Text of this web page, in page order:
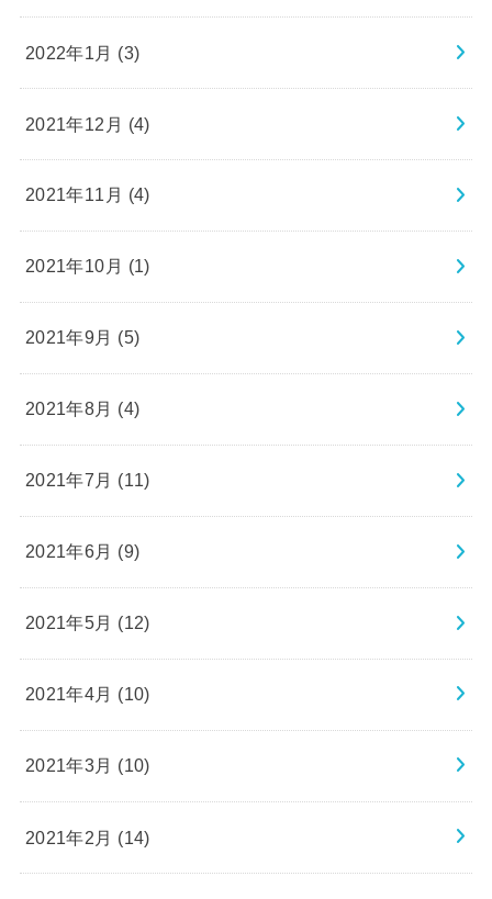
2022年1月 (3)
2021年12月 (4)
2021年11月 (4)
2021年10月 (1)
2021年9月 (5)
2021年8月 (4)
2021年7月 (11)
2021年6月 (9)
2021年5月 (12)
2021年4月 (10)
2021年3月 (10)
2021年2月 (14)